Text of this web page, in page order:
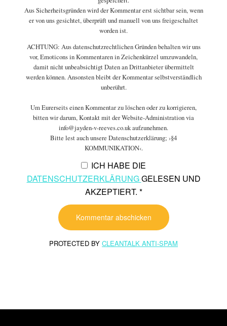
Aus Sicherheitsgründen wird der Kommentar erst sichtbar sein, wenn
er von uns gesichtet, überprüft und manuell von uns freigeschaltet
worden ist.
ACHTUNG: Aus datenschutzrechtlichen Gründen behalten wir uns
vor, Emoticons in Kommentaren in Zeichenkürzel umzuwandeln,
damit nicht unbeabsichtigt Daten an Drittanbieter übermittelt
werden können. Ansonsten bleibt der Kommentar selbstverständlich
unberührt.
Um Eurerseits einen Kommentar zu löschen oder zu korrigieren,
bitten wir darum, Kontakt mit der Website-Administration via
info@jayden-v-reeves.co.uk aufzunehmen.
Bitte lest auch unsere Datenschutzerklärung; ›§4
KOMMUNIKATION‹.
ICH HABE DIE
DATENSCHUTZERKLÄRUNGGELESEN UND
AKZEPTIERT. *
PROTECTED BY CLEANTALK ANTI-SPAM